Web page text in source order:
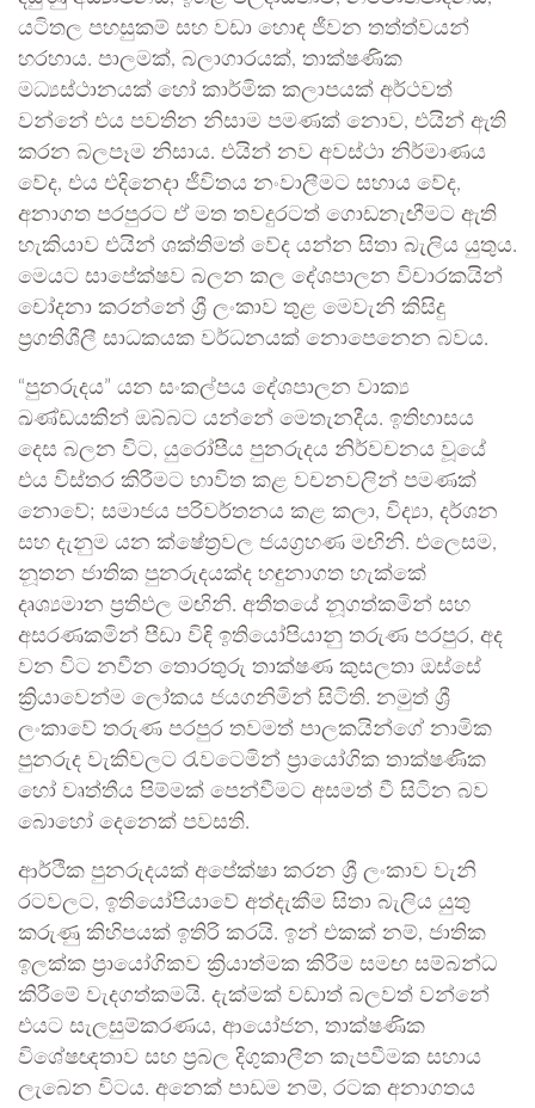
යටිතල පහසුකම් සහ වඩා හොඳ ජීවන තත්ත්වයන්
හරහාය. පාලමක්, බලාගාරයක්, තාක්ෂණික
මධ්‍යස්ථානයක් හෝ කාර්මික කලාපයක් අර්ථවත්
වන්නේ එය පවතින නිසාම පමණක් නොව, එයින් ඇති
කරන බලපෑම නිසාය. එයින් නව අවස්ථා නිර්මාණය
වේද, එය එදිනෙදා ජීවිතය නංවාලීමට සහාය වේද,
අනාගත පරපුරට ඒ මත තවදුරටත් ගොඩනැඟීමට ඇති
හැකියාව එයින් ශක්තිමත් වේද යන්න සිතා බැලිය යුතුය.
මෙයට සාපේක්ෂව බලන කල දේශපාලන විචාරකයින්
චෝදනා කරන්නේ ශ්‍රී ලංකාව තුළ මෙවැනි කිසිදු
ප්‍රගතිශීලී සාධකයක වර්ධනයක් නොපෙනෙන බවය.
“පුනරුදය” යන සංකල්පය දේශපාලන වාක්‍ය
ඛණ්ඩයකින් ඔබ්බට යන්නේ මෙතැනදීය. ඉතිහාසය
දෙස බලන විට, යුරෝපීය පුනරුදය නිර්වචනය වූයේ
එය විස්තර කිරීමට භාවිත කළ වචනවලින් පමණක්
නොවේ; සමාජය පරිවර්තනය කළ කලා, විද්‍යා, දර්ශන
සහ දැනුම යන ක්ෂේත්‍රවල ජයග්‍රහණ මඟිනි. එලෙසම,
නූතන ජාතික පුනරුදයක්ද හඳුනාගත හැක්කේ
දෘශ්‍යමාන ප්‍රතිඵල මඟිනි. අතීතයේ නූගත්කමින් සහ
අසරණකමින් පීඩා විඳි ඉතියෝපියානු තරුණ පරපුර, අද
වන විට නවීන තොරතුරු තාක්ෂණ කුසලතා ඔස්සේ
ක්‍රියාවෙන්ම ලෝකය ජයගනිමින් සිටිති. නමුත් ශ්‍රී
ලංකාවේ තරුණ පරපුර තවමත් පාලකයින්ගේ නාමික
පුනරුද වැකිවලට රැවටෙමින් ප්‍රායෝගික තාක්ෂණික
හෝ වෘත්තීය පිම්මක් පෙන්වීමට අසමත් වී සිටින බව
බොහෝ දෙනෙක් පවසති.
ආර්ථික පුනරුදයක් අපේක්ෂා කරන ශ්‍රී ලංකාව වැනි
රටවලට, ඉතියෝපියාවේ අත්දැකීම සිතා බැලිය යුතු
කරුණු කිහිපයක් ඉතිරි කරයි. ඉන් එකක් නම්, ජාතික
ඉලක්ක ප්‍රායෝගිකව ක්‍රියාත්මක කිරීම සමඟ සම්බන්ධ
කිරීමේ වැදගත්කමයි. දැක්මක් වඩාත් බලවත් වන්නේ
එයට සැලසුම්කරණය, ආයෝජන, තාක්ෂණික
විශේෂඥතාව සහ ප්‍රබල දිගුකාලීන කැපවීමක සහාය
ලැබෙන විටය. අනෙක් පාඩම නම්, රටක අනාගතය